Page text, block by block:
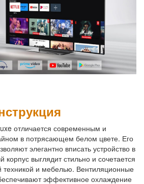
отличается современным и
в потрясающем белом цвете. Его
элегантно вписать устройство в
выглядит стильно и сочетается
и мебелью. Вентиляционные
эффективное охлаждение